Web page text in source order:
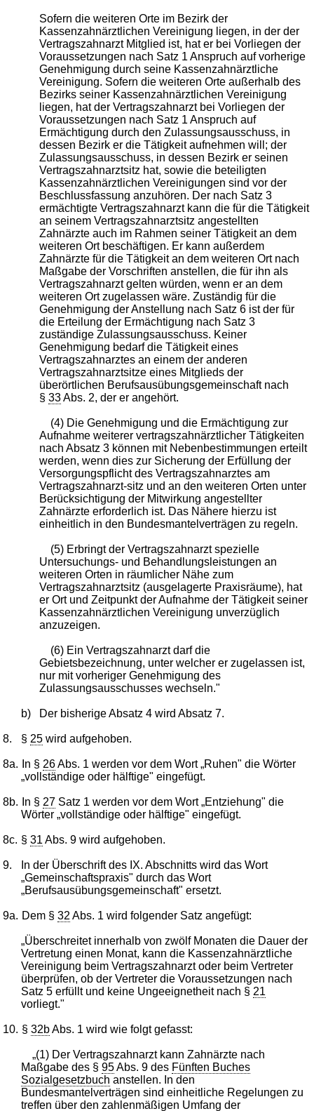
Sofern die weiteren Orte im Bezirk der
Kassenzahnärztlichen Vereinigung liegen, in der der
Vertragszahnarzt Mitglied ist, hat er bei Vorliegen der
Voraussetzungen nach Satz 1 Anspruch auf vorherige
Genehmigung durch seine Kassenzahnärztliche
Vereinigung. Sofern die weiteren Orte außerhalb des
Bezirks seiner Kassenzahnärztlichen Vereinigung
liegen, hat der Vertragszahnarzt bei Vorliegen der
Voraussetzungen nach Satz 1 Anspruch auf
Ermächtigung durch den Zulassungsausschuss, in
dessen Bezirk er die Tätigkeit aufnehmen will; der
Zulassungsausschuss, in dessen Bezirk er seinen
Vertragszahnarztsitz hat, sowie die beteiligten
Kassenzahnärztlichen Vereinigungen sind vor der
Beschlussfassung anzuhören. Der nach Satz 3
ermächtigte Vertragszahnarzt kann die für die Tätigkeit
an seinem Vertragszahnarztsitz angestellten
Zahnärzte auch im Rahmen seiner Tätigkeit an dem
weiteren Ort beschäftigen. Er kann außerdem
Zahnärzte für die Tätigkeit an dem weiteren Ort nach
Maßgabe der Vorschriften anstellen, die für ihn als
Vertragszahnarzt gelten würden, wenn er an dem
weiteren Ort zugelassen wäre. Zuständig für die
Genehmigung der Anstellung nach Satz 6 ist der für
die Erteilung der Ermächtigung nach Satz 3
zuständige Zulassungsausschuss. Keiner
Genehmigung bedarf die Tätigkeit eines
Vertragszahnarztes an einem der anderen
Vertragszahnarztsitze eines Mitglieds der
überörtlichen Berufsausübungsgemeinschaft nach
§ 33Abs. 2, der er angehört.
(4) Die Genehmigung und die Ermächtigung zur
Aufnahme weiterer vertragszahnärztlicher Tätigkeiten
nach Absatz 3 können mit Nebenbestimmungen erteilt
werden, wenn dies zur Sicherung der Erfüllung der
Versorgungspflicht des Vertragszahnarztes am
Vertragszahnarzt-sitz und an den weiteren Orten unter
Berücksichtigung der Mitwirkung angestellter
Zahnärzte erforderlich ist. Das Nähere hierzu ist
einheitlich in den Bundesmantelverträgen zu regeln.
(5) Erbringt der Vertragszahnarzt spezielle
Untersuchungs- und Behandlungsleistungen an
weiteren Orten in räumlicher Nähe zum
Vertragszahnarztsitz (ausgelagerte Praxisräume), hat
er Ort und Zeitpunkt der Aufnahme der Tätigkeit seiner
Kassenzahnärztlichen Vereinigung unverzüglich
anzuzeigen.
(6) Ein Vertragszahnarzt darf die
Gebietsbezeichnung, unter welcher er zugelassen ist,
nur mit vorheriger Genehmigung des
Zulassungsausschusses wechseln."
b) Der bisherige Absatz 4 wird Absatz 7.
8. § 25 wird aufgehoben.
8a. In § 26Abs. 1 werden vor dem Wort „Ruhen" die Wörter
„vollständige oder hälftige" eingefügt.
8b. In § 27 Satz 1 werden vor dem Wort „Entziehung" die
Wörter „vollständige oder hälftige" eingefügt.
8c. §31 Abs. 9 wird aufgehoben.
9.
In der Überschrift des IX. Abschnitts wird das Wort
„Gemeinschaftspraxis" durch das Wort
„Berufsausübungsgemeinschaft" ersetzt.
9a. Dem §32 Abs. 1 wird folgender Satz angefügt:
„Überschreitet innerhalb von zwölf Monaten die Dauer der
Vertretung einen Monat, kann die Kassenzahnärztliche
Vereinigung beim Vertragszahnarzt oder beim Vertreter
überprüfen, ob der Vertreter die Voraussetzungen nach
Satz 5 erfüllt und keine Ungeeignetheit nach § 21
vorliegt."
10. §32bAbs. 1 wird wie folgt gefasst:
„(1) Der Vertragszahnarzt kann Zahnärzte nach
Maßgabe des §95Abs. 9 des Fünften Buches
Sozialgesetzbuch anstellen. In den
Bundesmantelverträgen sind einheitliche Regelungen zu
treffen über den zahlenmäßigen Umfang der